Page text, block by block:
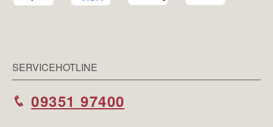
SERVICEHOTLINE
09351 97400